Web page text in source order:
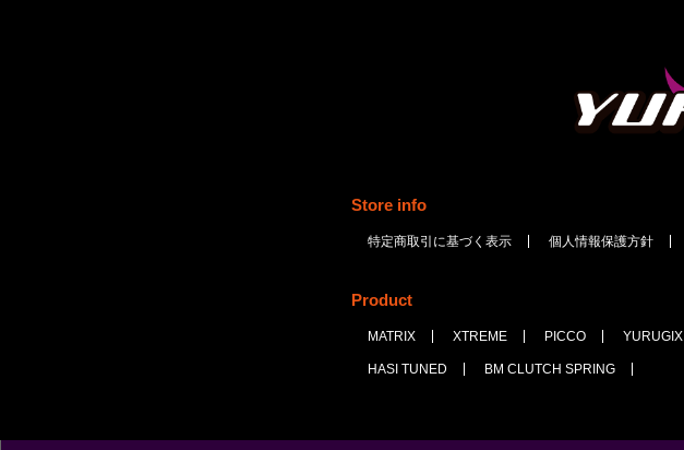
Store info
特定商取引に基づく表示 個人情報保護方針
Product
MATRIX XTREME PICCO YURUGIX
HASI TUNED BM CLUTCH SPRING